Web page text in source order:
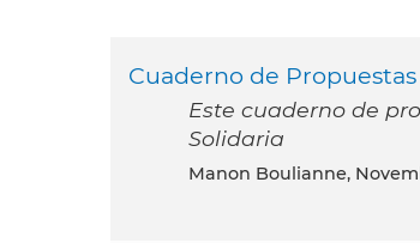
Cuaderno de
Este cuaderno de
Solidaria
Manon Boulianne,